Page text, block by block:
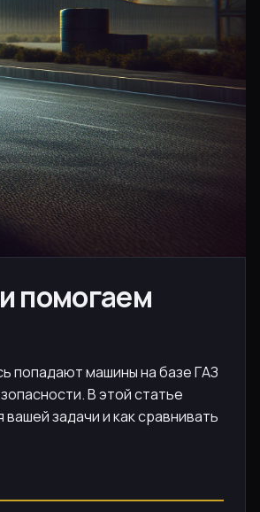
помогаем
попадают машины на базе ГАЗ
В этой статье
задачи и как сравнивать